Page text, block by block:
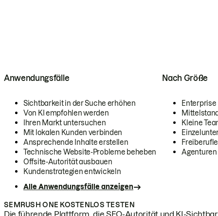
Anwendungsfälle
Sichtbarkeit in der Suche erhöhen
Von KI empfohlen werden
Ihren Markt untersuchen
Mit lokalen Kunden verbinden
Ansprechende Inhalte erstellen
Technische Website-Probleme beheben
Offsite-Autorität ausbauen
Kundenstrategien entwickeln
Alle Anwendungsfälle anzeigen
Nach Größe
Enterprise
Kleine
Agenturen
SEMRUSH ONE KOSTENLOS TESTEN
Die führende Plattform, die SEO-Autorität und KI-